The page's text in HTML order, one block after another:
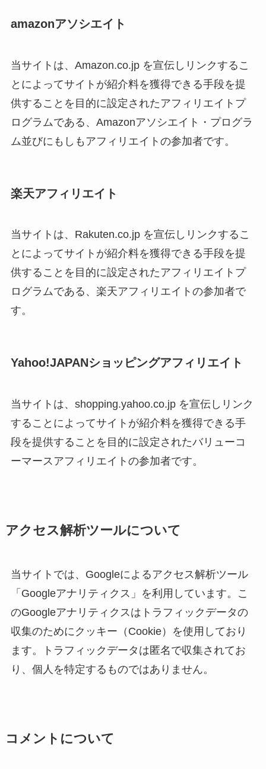
amazonアソシエイト
当サイトは、Amazon.co.jp を宣伝しリンクするこ
とによってサイトが紹介料を獲得できる手段を提
供することを目的に設定されたアフィリエイトプ
ログラムである、Amazonアソシエイト・プログラ
ム並びにもしもアフィリエイトの参加者です。
楽天アフィリエイト
当サイトは、Rakuten.co.jp を宣伝しリンクするこ
とによってサイトが紹介料を獲得できる手段を提
供することを目的に設定されたアフィリエイトプ
ログラムである、楽天アフィリエイトの参加者で
す。
Yahoo!JAPANショッピングアフィリエイト
当サイトは、shopping.yahoo.co.jp を宣伝しリンク
することによってサイトが紹介料を獲得できる手
段を提供することを目的に設定されたバリューコ
ーマースアフィリエイトの参加者です。
アクセス解析ツールについて
当サイトでは、Googleによるアクセス解析ツール
「Googleアナリティクス」を利用しています。こ
のGoogleアナリティクスはトラフィックデータの
収集のためにクッキー（Cookie）を使用しており
ます。トラフィックデータは匿名で収集されてお
り、個人を特定するものではありません。
コメントについて